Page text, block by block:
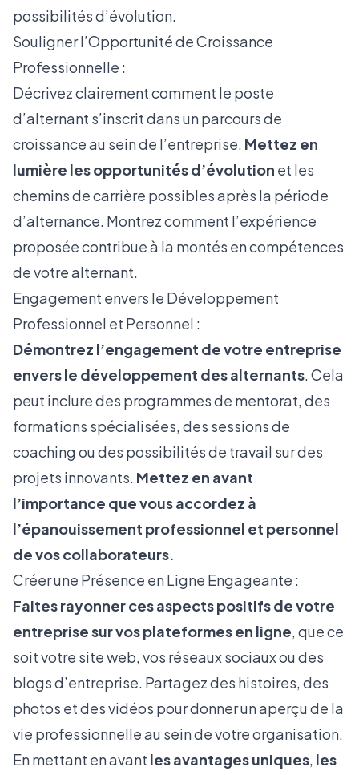
possibilités d’évolution.
Souligner l’Opportunité de Croissance
Professionnelle :
Décrivez clairement comment le poste
d’alternant s’inscrit dans un parcours de
croissance au sein de l’entreprise. Mettez en
lumière les opportunités d’évolution et les
chemins de carrière possibles après la période
d’alternance. Montrez comment l’expérience
proposée contribue à la montés en compétences
de votre alternant.
Engagement envers le Développement
Professionnel et Personnel :
Démontrez l’engagement de votre entreprise
envers le développement des alternants. Cela
peut inclure des programmes de mentorat, des
formations spécialisées, des sessions de
coaching ou des possibilités de travail sur des
projets innovants. Mettez en avant
l’importance que vous accordez à
l’épanouissement professionnel et personnel
de vos collaborateurs.
Créer une Présence en Ligne Engageante :
Faites rayonner ces aspects positifs de votre
entreprise sur vos plateformes en ligne, que ce
soit votre site web, vos réseaux sociaux ou des
blogs d’entreprise. Partagez des histoires, des
photos et des vidéos pour donner un aperçu de la
vie professionnelle au sein de votre organisation.
En mettant en avant les avantages uniques, les